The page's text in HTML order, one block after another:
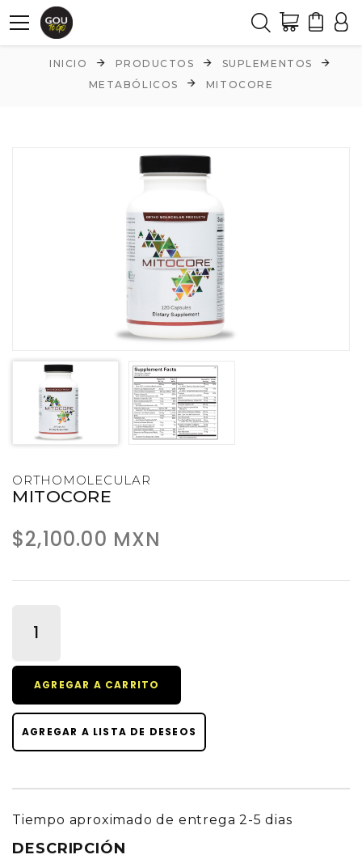
INICIO PRODUCTOS
SUPLEMENTOS
METABÓLICOS
MITOCORE
ORTHOMOLECULAR
MITOCORE
$2,100.00 MXN
AGREGAR A CARRITO
AGREGAR A LISTA DE DESEOS
Tiempo aproximado de entrega 2-5 dias
DESCRIPCIÓN